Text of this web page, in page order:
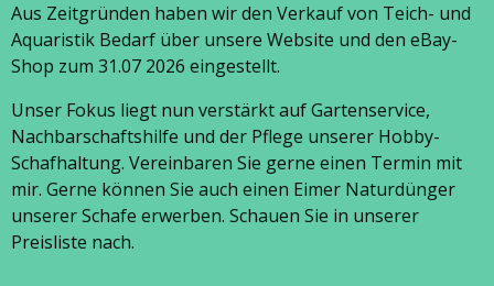
Aus Zeitgründen haben wir den Verkauf von Teich- und
Aquaristik Bedarf über unsere Website und den eBay-
Shop zum 31.07 2026 eingestellt.
Unser Fokus liegt nun verstärkt auf Gartenservice,
Nachbarschaftshilfe und der Pflege unserer Hobby-
Schafhaltung. Vereinbaren Sie gerne einen Termin mit
mir. Gerne können Sie auch einen Eimer Naturdünger
unserer Schafe erwerben. Schauen Sie in unserer
Preisliste nach.